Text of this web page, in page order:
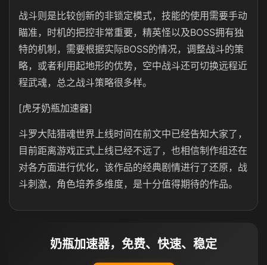
战斗则是比较创新的非锁定模式，技能的使用需要手动
瞄准，时机的把控非常重要，精英怪以及BOSS拥有独
特的机制，需要根据实际BOSS的情况，调整战斗的策
略，或者利用起地形的优势，空中战斗还可切换远程近
程武魂，总之战斗策略很多样。
[虎牙奶瓶加速器]
斗罗大陆猎魂世界上线时间在前文中已经告知大家了，
目前距离游戏正式上线已经不远了，也相信制作组还在
对各方面进行优化，该作品的经典剧情进行了还原，战
斗刺激，角色培养多维度，是十分值得期待的作品。
奶瓶加速器，免费、快速、稳定